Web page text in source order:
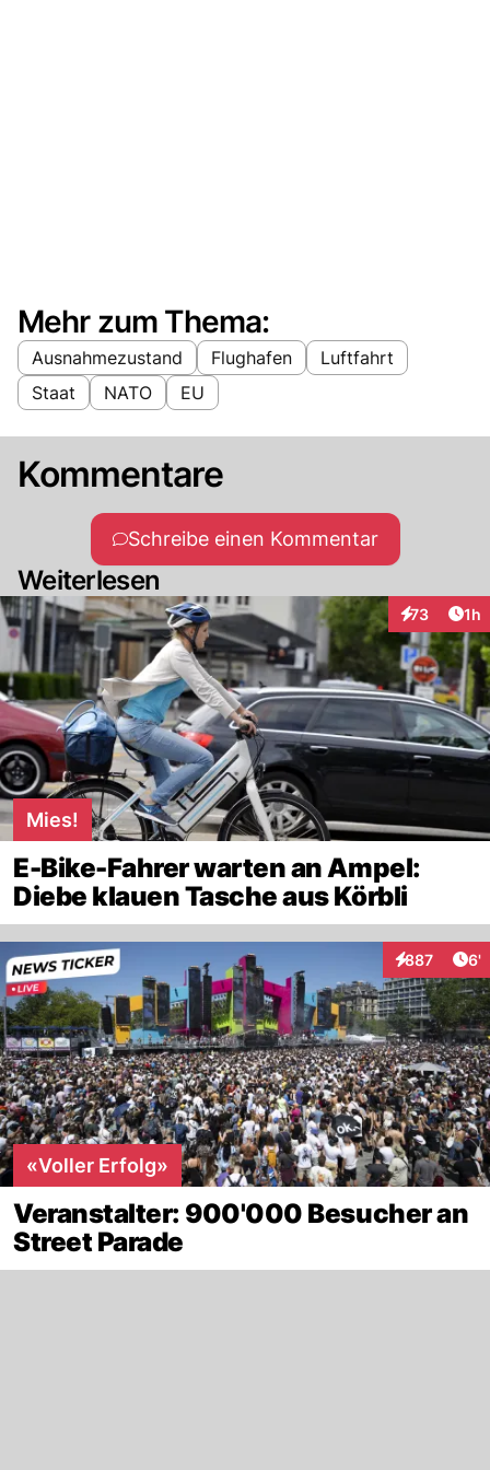
Mehr zum Thema:
Ausnahmezustand Flughafen
Luftfahrt
Staat
NATO EU
Kommentare
Schreibe einen Kommentar
Weiterlesen
73 1h
Mies!
E-Bike-Fahrer warten an Ampel:
Diebe klauen Tasche aus Körbli
887
Interaktionen
6'
«Voller Erfolg»
Veranstalter: 900'000 Besucher an
Street Parade